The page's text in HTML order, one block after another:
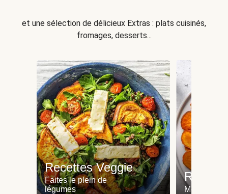
et une sélection de délicieux Extras : plats cuisinés,
fromages, desserts...
Recettes Veggie
Faites le plein de
légumes
Moins de